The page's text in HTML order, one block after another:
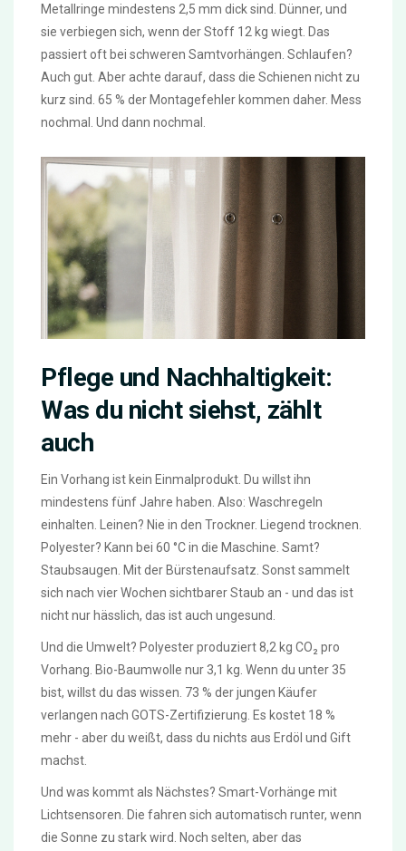
Metallringe mindestens 2,5 mm dick sind. Dünner, und
sie verbiegen sich, wenn der Stoff 12 kg wiegt. Das
passiert oft bei schweren Samtvorhängen. Schlaufen?
Auch gut. Aber achte darauf, dass die Schienen nicht zu
kurz sind. 65 % der Montagefehler kommen daher. Mess
nochmal. Und dann nochmal.
Pflege und Nachhaltigkeit:
Was du nicht siehst, zählt
auch
Ein Vorhang ist kein Einmalprodukt. Du willst ihn
mindestens fünf Jahre haben. Also: Waschregeln
einhalten. Leinen? Nie in den Trockner. Liegend trocknen.
Polyester? Kann bei 60 °C in die Maschine. Samt?
Staubsaugen. Mit der Bürstenaufsatz. Sonst sammelt
sich nach vier Wochen sichtbarer Staub an - und das ist
nicht nur hässlich, das ist auch ungesund.
Und die Umwelt? Polyester produziert 8,2 kg CO₂ pro
Vorhang. Bio-Baumwolle nur 3,1 kg. Wenn du unter 35
bist, willst du das wissen. 73 % der jungen Käufer
verlangen nach GOTS-Zertifizierung. Es kostet 18 %
mehr - aber du weißt, dass du nichts aus Erdöl und Gift
machst.
Und was kommt als Nächstes? Smart-Vorhänge mit
Lichtsensoren. Die fahren sich automatisch runter, wenn
die Sonne zu stark wird. Noch selten, aber das